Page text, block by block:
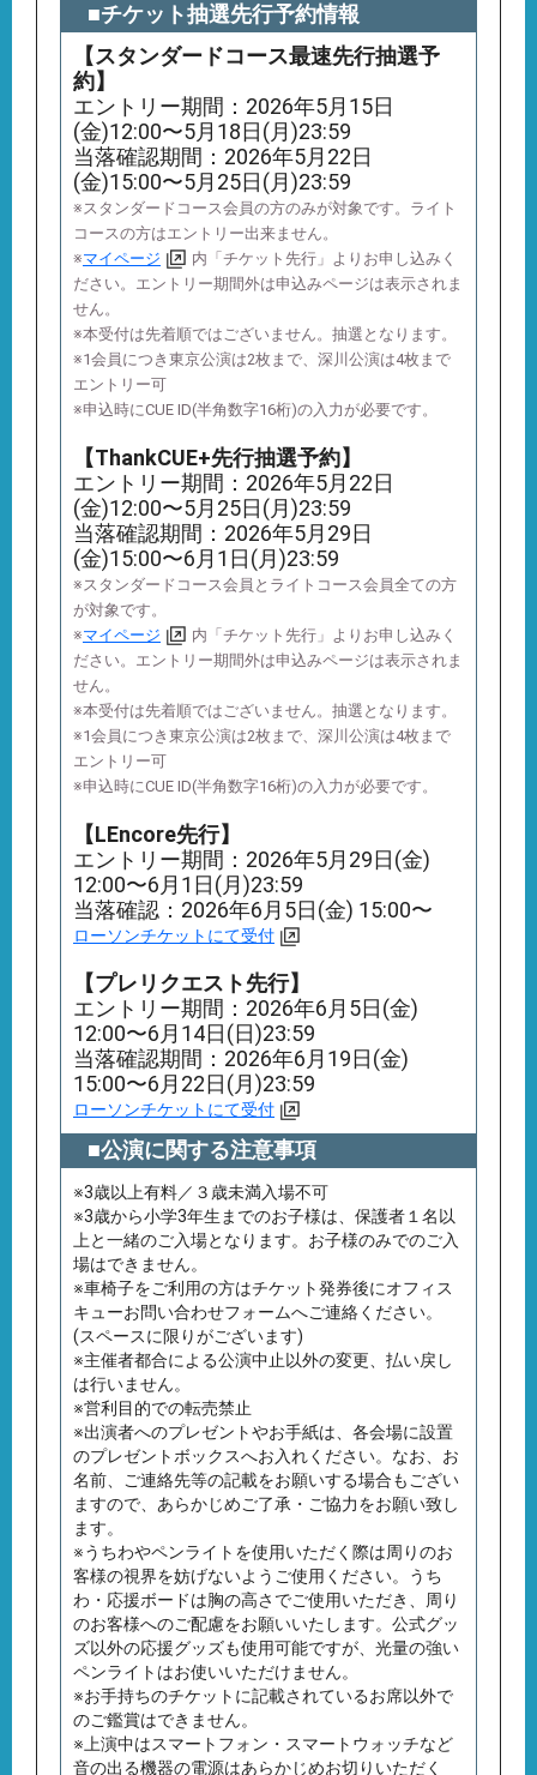
■チケット抽選先行予約情報
【スタンダードコース最速先行抽選予
約】
エントリー期間：2026年5月15日
(金)12:00〜5月18日(月)23:59
当落確認期間：2026年5月22日
(金)15:00〜5月25日(月)23:59
※スタンダードコース会員の方のみが対象です。ライト
コースの方はエントリー出来ません。
※マイページ
内「チケット先行」よりお申し込みく
ださい。エントリー期間外は申込みページは表示されま
せん。
※本受付は先着順ではございません。抽選となります。
※1会員につき東京公演は2枚まで、深川公演は4枚まで
エントリー可
※申込時にCUE ID(半角数字16桁)の入力が必要です。
【ThankCUE+先行抽選予約】
エントリー期間：2026年5月22日
(金)12:00〜5月25日(月)23:59
当落確認期間：2026年5月29日
(金)15:00〜6月1日(月)23:59
※スタンダードコース会員とライトコース会員全ての方
が対象です。
※マイページ
内「チケット先行」よりお申し込みく
ださい。エントリー期間外は申込みページは表示されま
せん。
※本受付は先着順ではございません。抽選となります。
※1会員につき東京公演は2枚まで、深川公演は4枚まで
エントリー可
※申込時にCUE ID(半角数字16桁)の入力が必要です。
【LEncore先行】
エントリー期間：2026年5月29日(金)
12:00〜6月1日(月)23:59
当落確認：2026年6月5日(金) 15:00〜
ローソンチケットにて受付
【プレリクエスト先行】
エントリー期間：2026年6月5日(金)
12:00〜6月14日(日)23:59
当落確認期間：2026年6月19日(金)
15:00〜6月22日(月)23:59
ローソンチケットにて受付
■公演に関する注意事項
※3歳以上有料／３歳未満⼊場不可
※3歳から⼩学3年⽣までのお⼦様は、保護者１名以
上と⼀緒のご⼊場となります。お⼦様のみでのご⼊
場はできません。
※車椅子をご利用の方はチケット発券後にオフィス
キューお問い合わせフォームへご連絡ください。
(スペースに限りがございます)
※主催者都合による公演中止以外の変更、払い戻し
は行いません。
※営利目的での転売禁止
※出演者へのプレゼントやお手紙は、各会場に設置
のプレゼントボックスへお入れください。なお、お
名前、ご連絡先等の記載をお願いする場合もござい
ますので、あらかじめご了承・ご協力をお願い致し
ます。
※うちわやペンライトを使用いただく際は周りのお
客様の視界を妨げないようご使用ください。うち
わ・応援ボードは胸の高さでご使用いただき、周り
のお客様へのご配慮をお願いいたします。公式グッ
ズ以外の応援グッズも使用可能ですが、光量の強い
ペンライトはお使いいただけません。
※お手持ちのチケットに記載されているお席以外で
のご鑑賞はできません。
※上演中はスマートフォン・スマートウォッチなど
音の出る機器の電源はあらかじめお切りいただく